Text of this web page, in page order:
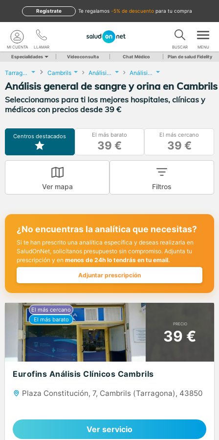
te regalamos -5% de descuento para tu compra
Regístrate
LLAMAR
MI CUENTA BUSCAR MENU
Especialidades Videoconsulta Chat Médico Plan de salud Fidelity
Tarragona Cambrils Análisis Clínicos Análisis general de sangre y orina
Análisis general de sangre y orina en Cambrils
Seleccionamos para ti los mejores hospitales, clínicas y
médicos con precios desde 39 €
Centros destacados El más barato
39 €
El más cercano
39 €
Ver mapa Filtros
¿No encuentras la analítica que necesitas?
Si te han prescrito una analítica específica y deseas realizarla en
SaludOnNet, solicítanos presupuesto sin compromiso. Adjunta tu
prescripción y en menos de 24h lo tendrás en tu email.
Adjuntar prescripción
PRECIO
39 €
Eurofins Análisis Clínicos Cambrils
Plaza Constitución, 7, Cambrils (Tarragona), 43850
Ver servicio